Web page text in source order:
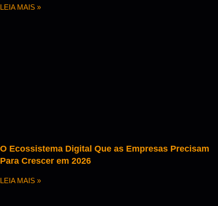
LEIA MAIS »
O Ecossistema Digital Que as Empresas Precisam
Para Crescer em 2026
LEIA MAIS »